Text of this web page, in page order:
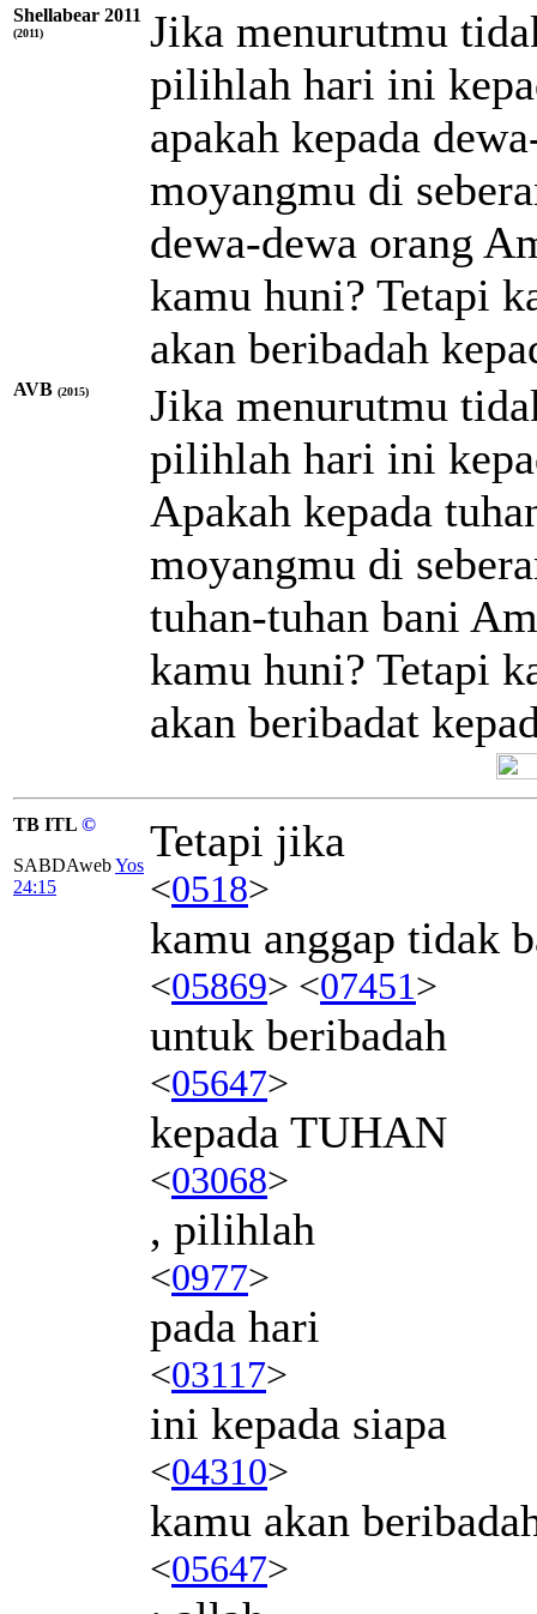
Shellabear 2011
(2011)
Jika menurutmu
pilihlah hari ini
apakah kepada
moyangmu di
dewa-dewa orang
kamu huni? Tetapi
akan beribadah
AVB (2015)
Jika menurutmu
pilihlah hari ini
Apakah kepada
moyangmu di
tuhan-tuhan bani
kamu huni? Tetapi
akan beribadat
TB ITL ©
SABDAwebYos
24:15
Tetapi jika
<0518>
kamu anggap tidak
<05869> <07451>
untuk beribadah
<05647>
kepada TUHAN
<03068>
, pilihlah
<0977>
pada hari
<03117>
ini kepada siapa
<04310>
kamu akan
<05647>